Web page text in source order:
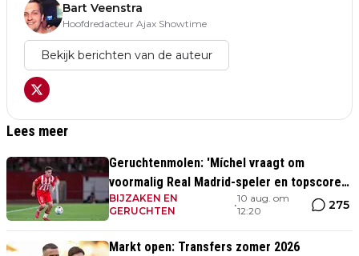
Bart Veenstra
Hoofdredacteur Ajax Showtime
Bekijk berichten van de auteur
Lees meer
Geruchtenmolen: 'Míchel vraagt om
voormalig Real Madrid-speler en topscorer
Segunda División'
BIJZAKEN EN
GERUCHTEN
•
10 aug. om
12:20
275
Markt open: Transfers zomer 2026